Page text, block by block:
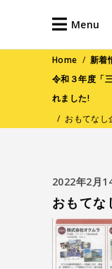
Menu
Home / 新着
令和３年度「
れました!
/ おもてなし
2022年2月
おもてな